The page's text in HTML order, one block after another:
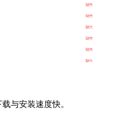
与安装速度快。